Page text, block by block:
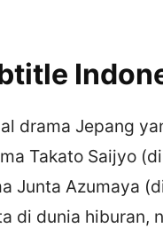
drama Jepang
Takato Saijyo
Junta Azumaya
di dunia hiburan,